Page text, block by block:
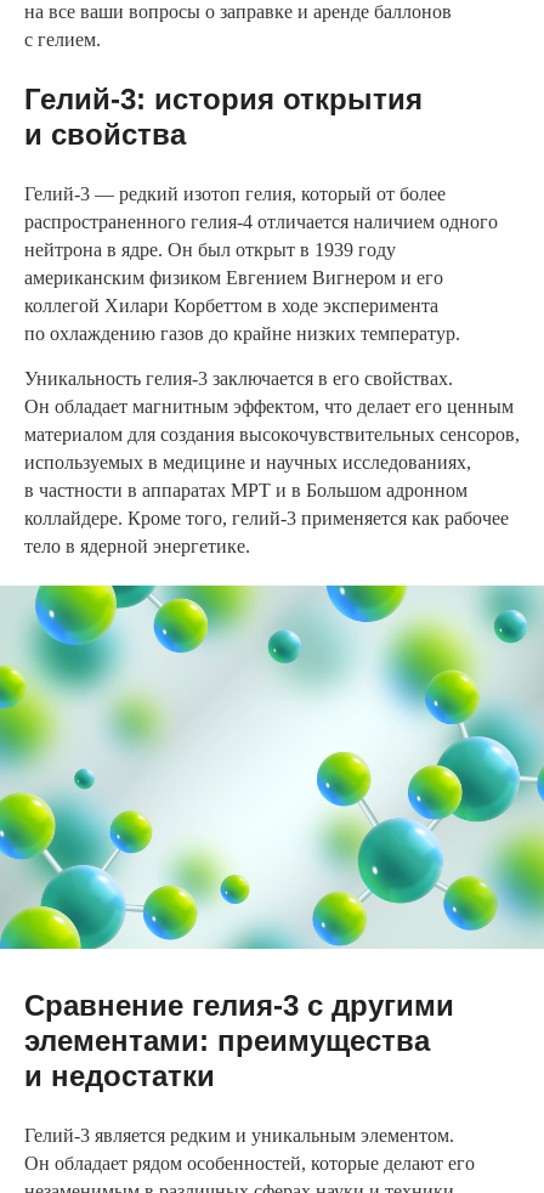
на все ваши вопросы о заправке и аренде баллонов
с гелием.
Гелий-3: история открытия
и свойства
Гелий-3 — редкий изотоп гелия, который от более
распространенного гелия-4 отличается наличием одного
нейтрона в ядре. Он был открыт в 1939 году
американским физиком Евгением Вигнером и его
коллегой Хилари Корбеттом в ходе эксперимента
по охлаждению газов до крайне низких температур.
Уникальность гелия-3 заключается в его свойствах.
Он обладает магнитным эффектом, что делает его ценным
материалом для создания высокочувствительных сенсоров,
используемых в медицине и научных исследованиях,
в частности в аппаратах МРТ и в Большом адронном
коллайдере. Кроме того, гелий-3 применяется как рабочее
тело в ядерной энергетике.
Сравнение гелия-3 с другими
элементами: преимущества
и недостатки
Гелий-3 является редким и уникальным элементом.
Он обладает рядом особенностей, которые делают его